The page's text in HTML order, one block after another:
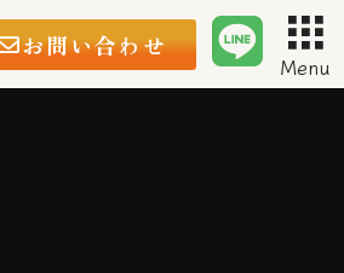
Menu
お問い合わせ